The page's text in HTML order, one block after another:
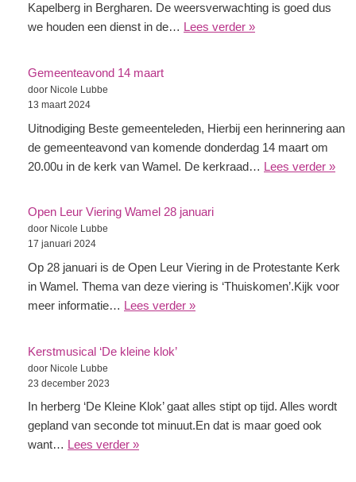
Kapelberg in Bergharen. De weersverwachting is goed dus
we houden een dienst in de… Lees verder »
Gemeenteavond 14 maart
door Nicole Lubbe
13 maart 2024
Uitnodiging Beste gemeenteleden, Hierbij een herinnering aan
de gemeenteavond van komende donderdag 14 maart om
20.00u in de kerk van Wamel. De kerkraad… Lees verder »
Open Leur Viering Wamel 28 januari
door Nicole Lubbe
17 januari 2024
Op 28 januari is de Open Leur Viering in de Protestante Kerk
in Wamel. Thema van deze viering is ‘Thuiskomen’.Kijk voor
meer informatie… Lees verder »
Kerstmusical ‘De kleine klok’
door Nicole Lubbe
23 december 2023
In herberg ‘De Kleine Klok’ gaat alles stipt op tijd. Alles wordt
gepland van seconde tot minuut.En dat is maar goed ook
want… Lees verder »